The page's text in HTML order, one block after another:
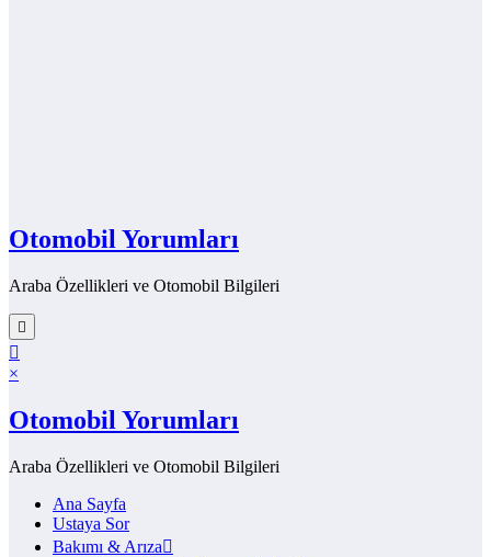
Otomobil Yorumları
Araba Özellikleri ve Otomobil Bilgileri
×
Otomobil Yorumları
Araba Özellikleri ve Otomobil Bilgileri
Ana Sayfa
Ustaya Sor
Bakımı & Arıza